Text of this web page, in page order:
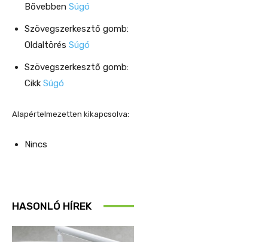
Bővebben Súgó
Szövegszerkesztő gomb:
Oldaltörés Súgó
Szövegszerkesztő gomb:
Cikk Súgó
Alapértelmezetten kikapcsolva:
Nincs
HASONLÓ HÍREK